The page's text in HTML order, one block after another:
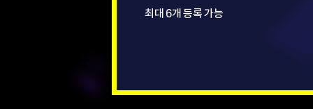
최대 6개 등록 가능